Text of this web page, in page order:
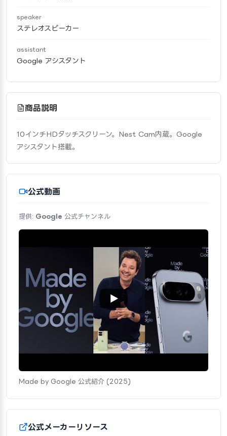
speaker
ステレオスピーカー
assistant
Google アシスタント
商品説明
10インチHDタッチスクリーン。Nest Cam内蔵。Google
アシスタント搭載。
公式動画
提供: Google 公式チャンネル
Made by Google 公式紹介 (2025)
公式メーカーリソース